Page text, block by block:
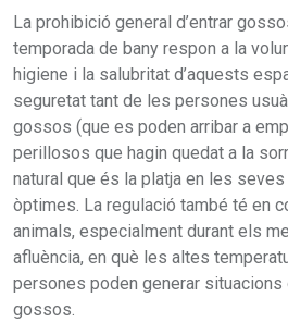
La prohibició general d’entrar
temporada de bany respon a la
higiene i la salubritat d’aquests
seguretat tant de les persones
gossos (que es poden arribar a
perillosos que hagin quedat a la
natural que és la platja en les
òptimes. La regulació també té en
animals, especialment durant els
afluència, en què les altes
persones poden generar situacions
gossos.